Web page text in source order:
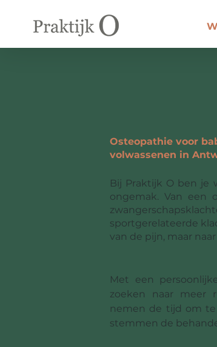
Osteopathie voor
volwassenen in
Bij Praktijk O ben je
ongemak. Van een
sportgerelateerde
van de pijn, maar
Met een
zoeken naar meer
nemen de tijd om
stemmen de